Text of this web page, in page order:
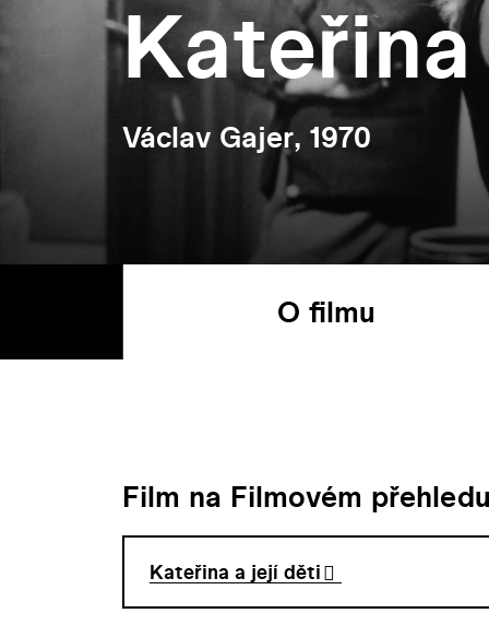
Václav Gajer, 1970
O filmu
Film na Filmovém
Kateřina a její děti